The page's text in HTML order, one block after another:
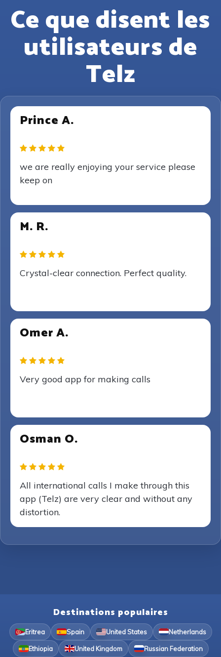
Ce que disent les
utilisateurs de
Telz
Prince A.
we are really enjoying your service please
keep on
M. R.
Crystal-clear connection. Perfect quality.
Omer A.
Very good app for making calls
Osman O.
All international calls I make through this
app (Telz) are very clear and without any
distortion.
Destinations populaires
Eritrea Spain United States Netherlands
Ethiopia United Kingdom Russian Federation